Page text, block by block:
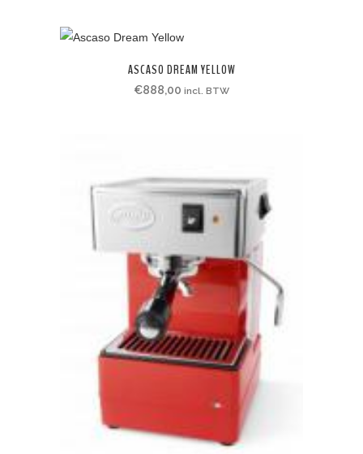
ASCASO DREAM YELLOW
€888,00 incl. BTW